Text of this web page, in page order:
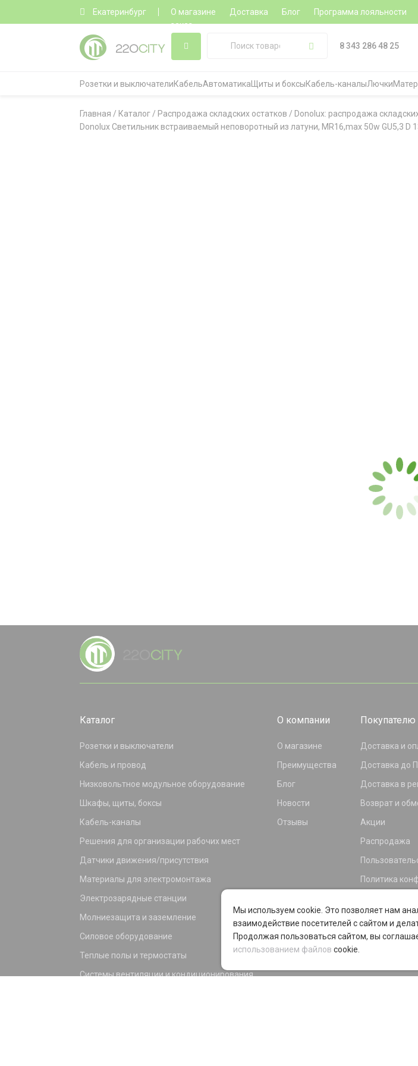
Екатеринбург О магазине Доставка Блог Программа лояльности
заказ
8 343 286 48 25
Розетки и выключателиКабельАвтоматика Щиты и боксыКабель-каналыЛючки
Главная / Каталог / Распродажа складских остатков / Donolux: распродажа
Donolux Светильник встраиваемый неповоротный из латуни, MR16,max 50w GU5,3 D
Каталог
Розетки и выключатели
Кабель и провод
Низковольтное модульное оборудование
Шкафы, щиты, боксы
Кабель-каналы
Решения для организации рабочих мест
Датчики движения/присутствия
Материалы для электромонтажа
Электрозарядные станции
Молниезащита и заземление
Силовое оборудование
Теплые полы и термостаты
Системы вентиляции и кондиционирования
О компании
О магазине
Преимущества
Блог
Новости
Отзывы
Покупателю
Доставка и
Доставка до
Доставка в
Возврат и
Акции
Распродажа
Политика
Программа
Мы используем cookie. Это позволяет нам
взаимодействие посетителей с сайтом и
Продолжая пользоваться сайтом, вы
использованием файлов cookie.